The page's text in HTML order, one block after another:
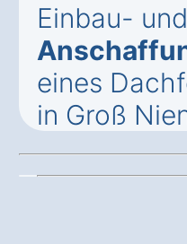
Einbau- und
eines
in Groß